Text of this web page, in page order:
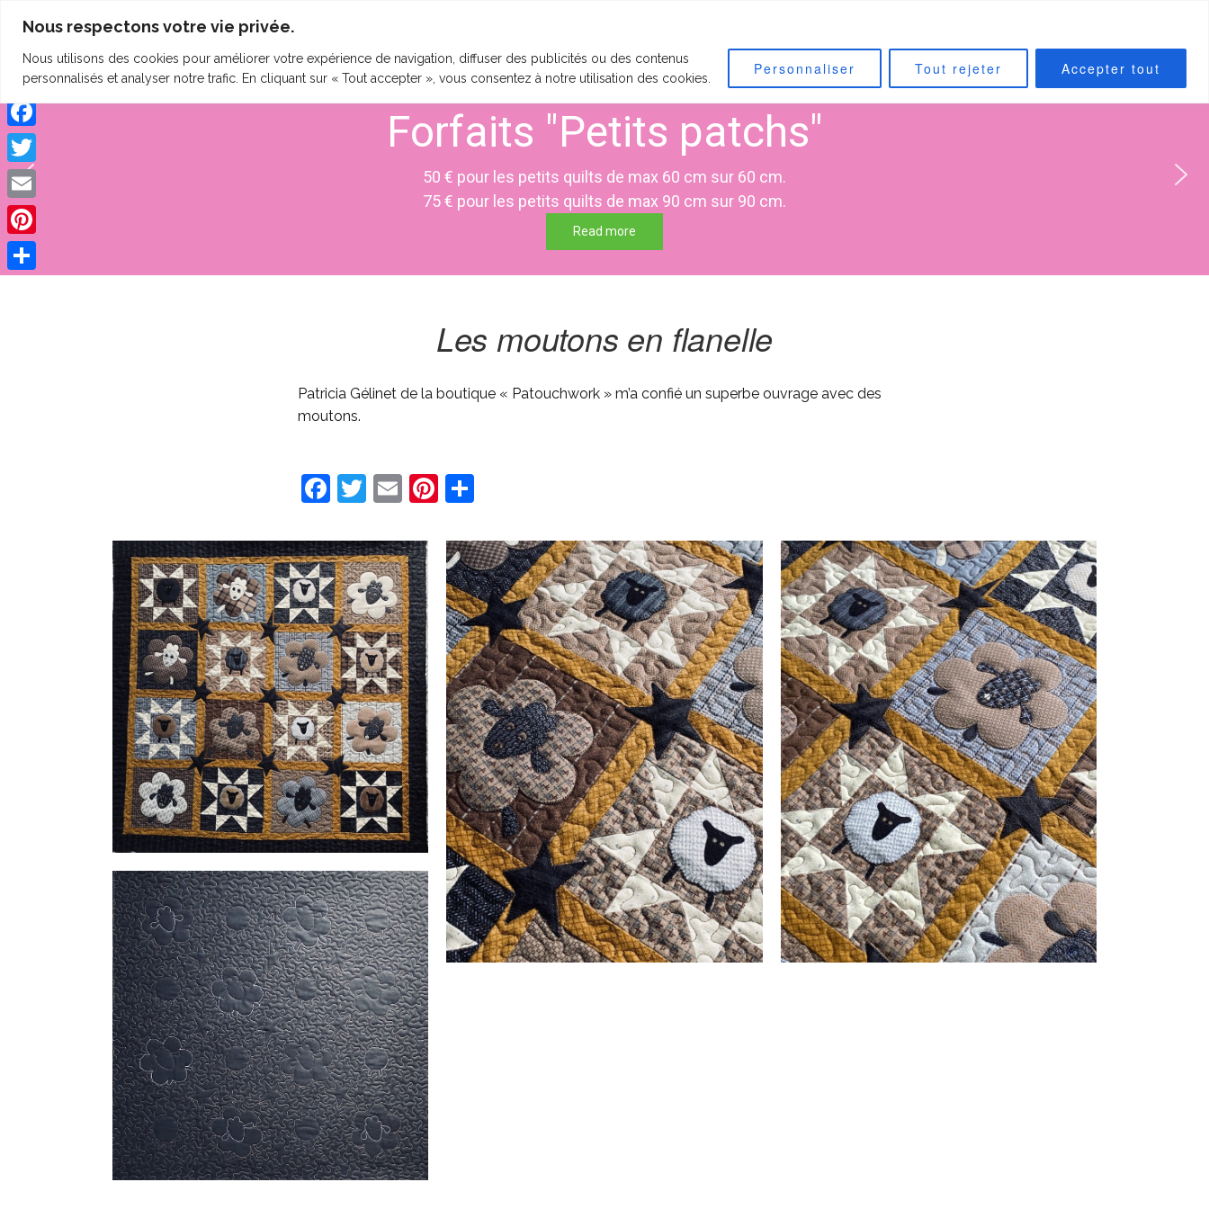
Nous respectons votre vie privée.
Nous utilisons des cookies pour améliorer votre expérience de navigation, diffuser des publicités ou des contenus
personnalisés et analyser notre trafic. En cliquant sur « Tout accepter », vous consentez à notre utilisation des cookies.
Personnaliser Tout rejeter Accepter tout
clineting.com HOME QUI SUIS-JE ?
Forfaits "Petits patchs"
50 € pour les petits quilts de max 60 cm sur 60 cm.
75 € pour les petits quilts de max 90 cm sur 90 cm.
Read more
Les moutons en flanelle
Patricia Gélinet de la boutique « Patouchwork » m’a confié un superbe ouvrage avec des
moutons.
Facebook
Twitter
EmailPinterest
Facebook
Twitter
Email
Pinterest